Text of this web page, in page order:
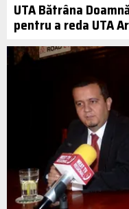
UTA Bătrâna
pentru a reda UTA